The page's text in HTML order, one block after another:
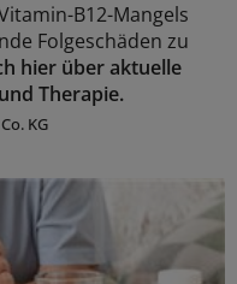
B12-Mangels
Folgeschäden zu
hier über aktuelle
Therapie.
KG